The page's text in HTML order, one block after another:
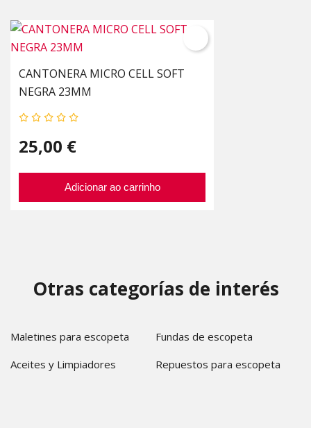
CANTONERA MICRO CELL SOFT
NEGRA 23MM
25,00 €
Adicionar ao carrinho
Otras categorías de interés
Maletines para escopeta
Fundas de escopeta
Aceites y Limpiadores
Repuestos para escopeta